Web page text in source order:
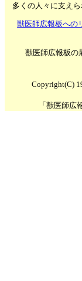
多くの人々に支えら
獣医師広報板への
獣医師広報板の
Copyright(C)
「獣医師広